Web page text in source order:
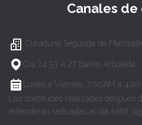
Canales
Curaduría Segunda de
Cra 24 53 A 27 Barrio Arboleda
Lunes a Viernes, 7:00AM a
Las solicitudes realizadas después
entenderán radicadas el día hábil